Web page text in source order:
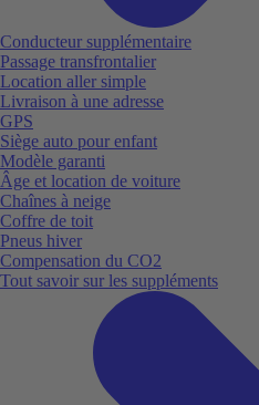
Conducteur supplémentaire
Passage transfrontalier
Location aller simple
Livraison à une adresse
GPS
Siège auto pour enfant
Modèle garanti
Âge et location de voiture
Chaînes à neige
Coffre de toit
Pneus hiver
Compensation du CO2
Tout savoir sur les suppléments